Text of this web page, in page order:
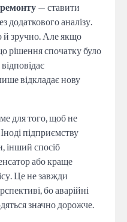
— ставити
додаткового аналізу.
зручно. Але якщо
рішення спочатку було
відкладає нову
для того, щоб не
підприємству
інший спосіб
або краще
Це не завжди
бо аварійні
значно дорожче.